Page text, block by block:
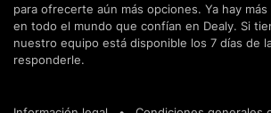
para ofrecerte aún más opciones. Ya hay
en todo el mundo que confían en Dealy. Si
nuestro equipo está disponible los 7 días de
responderle.